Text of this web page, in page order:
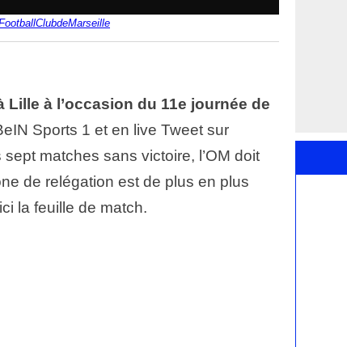
Lille à l’occasion du 11e journée de
Sports 1 et en live Tweet sur
matches sans victoire, l’OM doit
de relégation est de plus en plus
la feuille de match.